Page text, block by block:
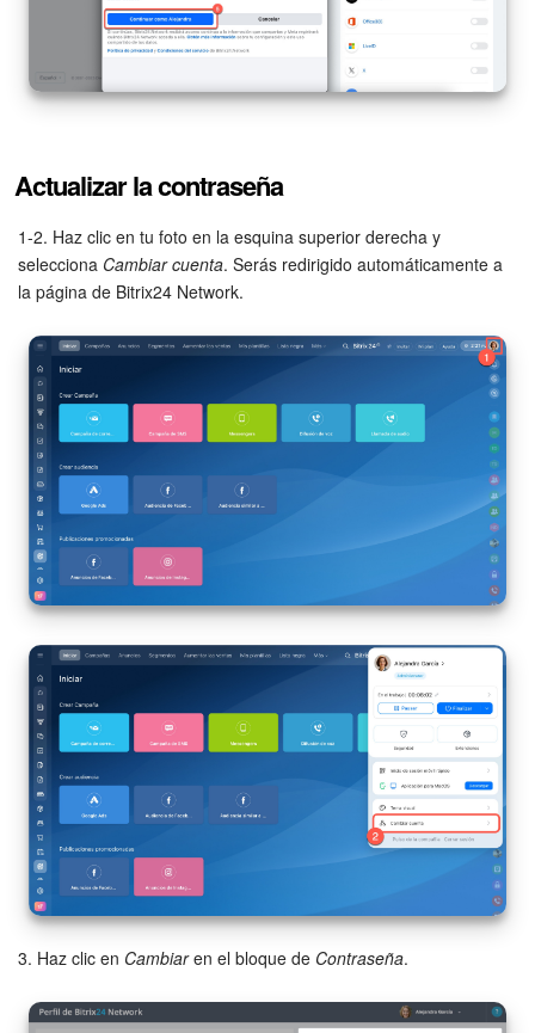
Actualizar la contraseña
1-2. Haz clic en tu foto en la esquina superior derecha y
selecciona Cambiar cuenta. Serás redirigido automáticamente a
la página de Bitrix24 Network.
3. Haz clic en Cambiaren el bloque de Contraseña.